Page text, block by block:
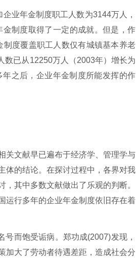
业年金制度职工人数为3144万人，
金制度取得了一定的成就。但是，作
度覆盖职工人数仅有城镇基本养老
数已从 12250万人（2003年）增长为
年之后，企业年金制度所能发挥的作
关文献早已遍布于经济学、管理学与
体的结论。在探讨过程中，各界对我
其中多数文献做出了乐观的判断。
运行多年的企业年金制度依旧存在着
号而饱受诟病。 郑功成(2007)发现，
加大了劳动者待遇差距，造成社会分